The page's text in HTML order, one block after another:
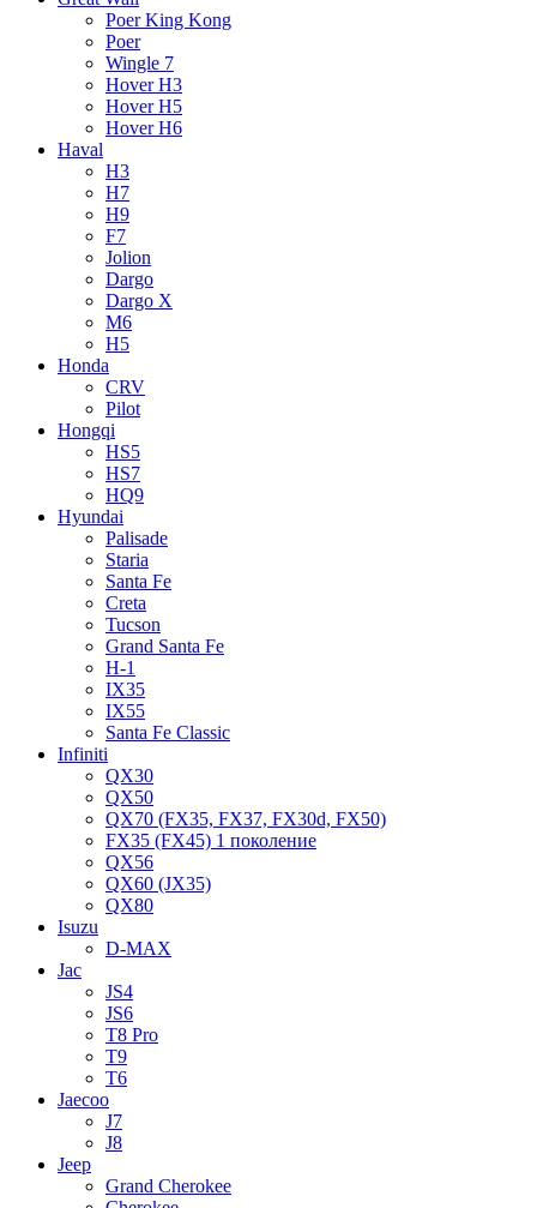
Poer King Kong
Poer
Wingle 7
Hover H3
Hover H5
Hover H6
Haval
H3
H7
H9
F7
Jolion
Dargo
Dargo X
M6
H5
Honda
CRV
Pilot
Hongqi
HS5
HS7
HQ9
Hyundai
Palisade
Staria
Santa Fe
Creta
Tucson
Grand Santa Fe
H-1
IX35
IX55
Santa Fe Classic
Infiniti
QX30
QX50
QX70 (FX35, FX37, FX30d, FX50)
FX35 (FX45) 1 поколение
QX56
QX60 (JX35)
QX80
Isuzu
D-MAX
Jac
JS4
JS6
T8 Pro
T9
T6
Jaecoo
J7
J8
Jeep
Grand Cherokee